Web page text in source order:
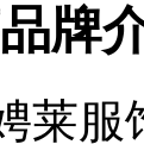
牌
莱